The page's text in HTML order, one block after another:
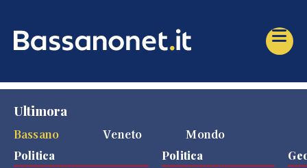
Ultimora
Bassano
Veneto Mondo
Politica Politica